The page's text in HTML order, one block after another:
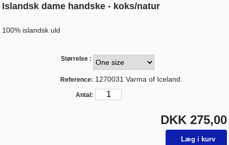
Islandsk dame handske - koks/natur
100% islandsk uld
Størrelse :
Reference: 1270031 Varma of Iceland
Antal:
DKK 275,00